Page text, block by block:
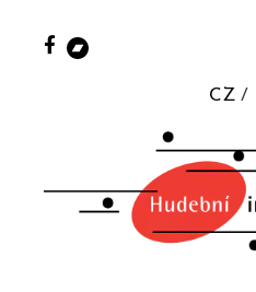
CZ